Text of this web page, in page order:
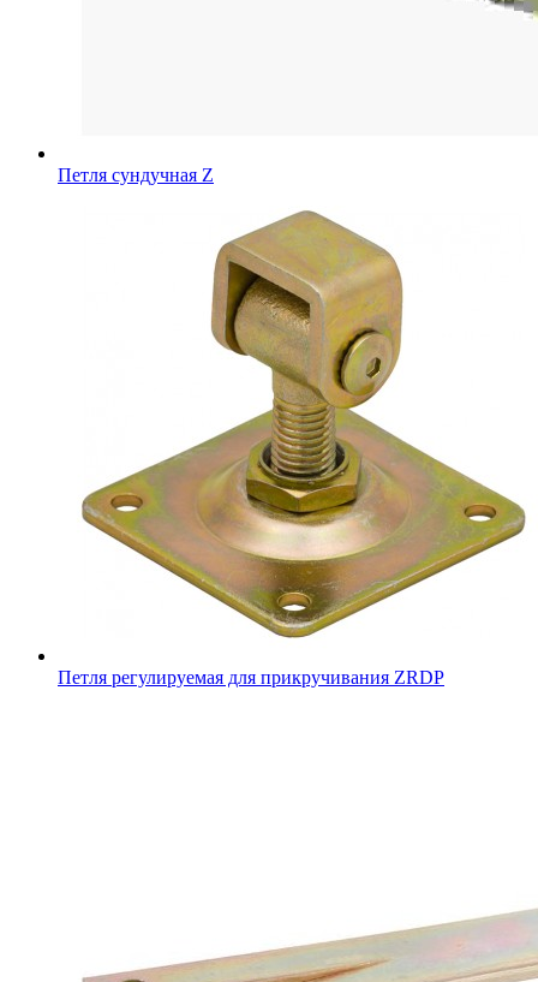
Петля сундучная Z
Петля регулируемая для прикручивания ZRDP